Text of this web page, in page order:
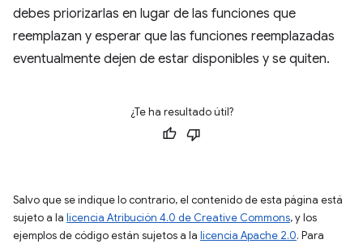
debes priorizarlas en lugar de las funciones que
reemplazan y esperar que las funciones reemplazadas
eventualmente dejen de estar disponibles y se quiten.
¿Te ha resultado útil?
Salvo que se indique lo contrario, el contenido de esta página está
sujeto a la licencia Atribución 4.0 de Creative Commons, y los
ejemplos de código están sujetos a la licencia Apache 2.0. Para